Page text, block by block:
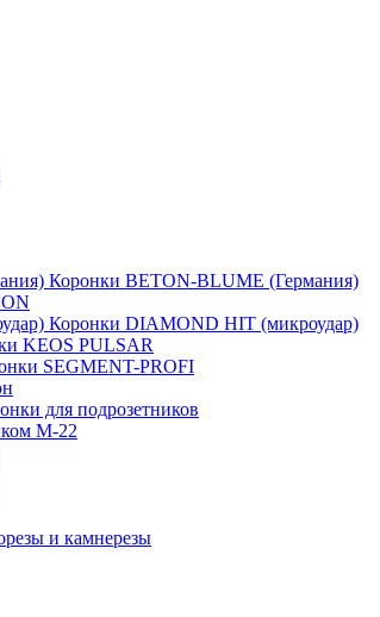
Коронки BETON-BLUME (Германия)
Коронки DIAMOND HIT (микроудар)
KEOS PULSAR
SEGMENT-PROFI
для подрозетников
М-22
и камнерезы